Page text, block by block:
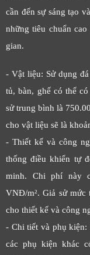
cần đến sự sáng tạo
những tiêu chuẩn
gian.
- Vật liệu: Sử dụng
tủ, bàn, ghế có thể
sử trung bình là
cho vật liệu sẽ là
- Thiết kế và công
thống điều khiển tự
minh. Chi phí này
VNĐ/m². Giả sử
cho thiết kế và công
- Chi tiết và phụ kiện:
các phụ kiện khác